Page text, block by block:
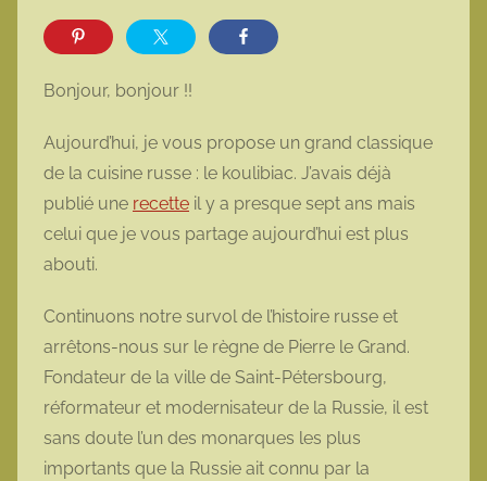
a
m
o
t
t
Bonjour, bonjour !!
Aujourd’hui, je vous propose un grand classique
de la cuisine russe : le koulibiac. J’avais déjà
publié une recette il y a presque sept ans mais
celui que je vous partage aujourd’hui est plus
abouti.
Continuons notre survol de l’histoire russe et
arrêtons-nous sur le règne de Pierre le Grand.
Fondateur de la ville de Saint-Pétersbourg,
réformateur et modernisateur de la Russie, il est
sans doute l’un des monarques les plus
importants que la Russie ait connu par la